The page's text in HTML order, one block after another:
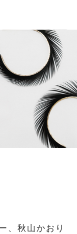
、秋山かおり